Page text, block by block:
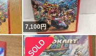
7,100円